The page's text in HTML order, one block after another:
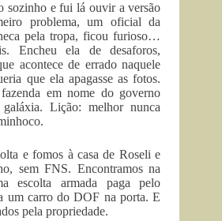
sozinho e fui lá ouvir a versão
problema, um oficial da
pela tropa, ficou furioso…
Encheu ela de desaforos,
acontece de errado naquele
que ela apagasse as fotos.
em nome do governo
Lição: melhor nunca
e fomos à casa de Roseli e
sem FNS. Encontramos na
escolta armada paga pelo
um carro do DOF na porta. E
pela propriedade.